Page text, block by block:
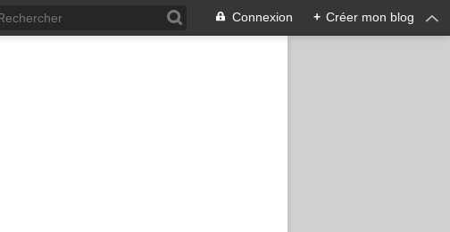
Connexion + Créer mon blog